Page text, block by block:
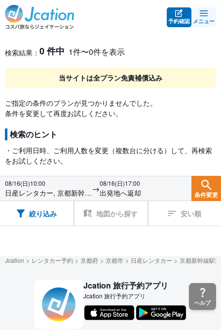
予約確認 メニュー
レンタカー検索・比較
レンタカー検索結果
検索結果： 0 件中 1件〜0件を表示
当サイトは全プラン免責補償込み
ご指定の条件のプランが見つかりませんでした。
条件を変更して再度お試しください。
検索のヒント
・ご利用日時、ご利用人数を変更（複数台に分ける）して、再検索
をお試しください。
08/16(日)10:00
日産レンタカー, 京都新幹線
駅前
→08/16(日)17:00
出発地へ返却 条件変更
絞り込み 地図から探す 安い順
ヘルプ
Jcation レンタカー予約 京都府 京都市 日産レンタカー 京都新幹線駅前
Jcation 旅行予約アプリ
Jcation 旅行予約アプリ